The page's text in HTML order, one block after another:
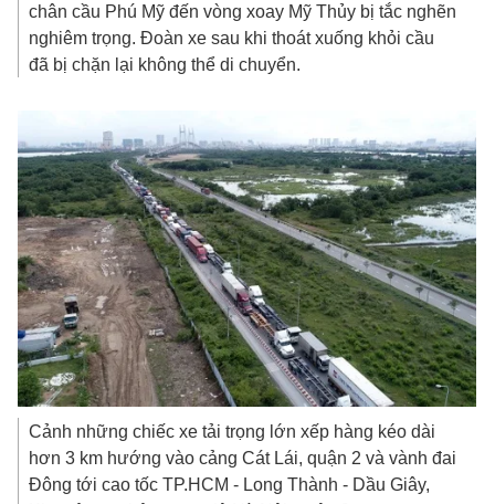
chân cầu Phú Mỹ đến vòng xoay Mỹ Thủy bị tắc nghẽn
nghiêm trọng. Đoàn xe sau khi thoát xuống khỏi cầu
đã bị chặn lại không thể di chuyển.
Cảnh những chiếc xe tải trọng lớn xếp hàng kéo dài
hơn 3 km hướng vào cảng Cát Lái, quận 2 và vành đai
Đông tới cao tốc TP.HCM - Long Thành - Dầu Giây,